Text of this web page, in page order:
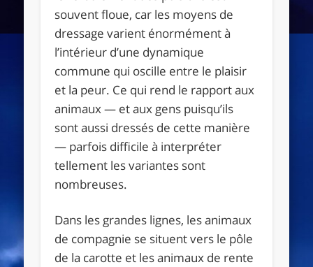
souvent floue, car les moyens de
dressage varient énormément à
l’intérieur d’une dynamique
commune qui oscille entre le plaisir
et la peur. Ce qui rend le rapport aux
animaux — et aux gens puisqu’ils
sont aussi dressés de cette manière
— parfois difficile à interpréter
tellement les variantes sont
nombreuses.
Dans les grandes lignes, les animaux
de compagnie se situent vers le pôle
de la carotte et les animaux de rente